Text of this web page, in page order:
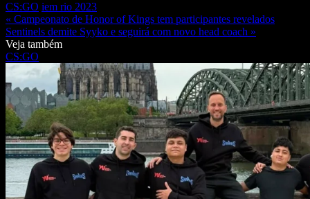
CS:GO iem rio 2023
« Campeonato de Honor of Kings tem participantes revelados
Sentinels demite Syyko e seguirá com novo head coach »
Veja também
CS:GO